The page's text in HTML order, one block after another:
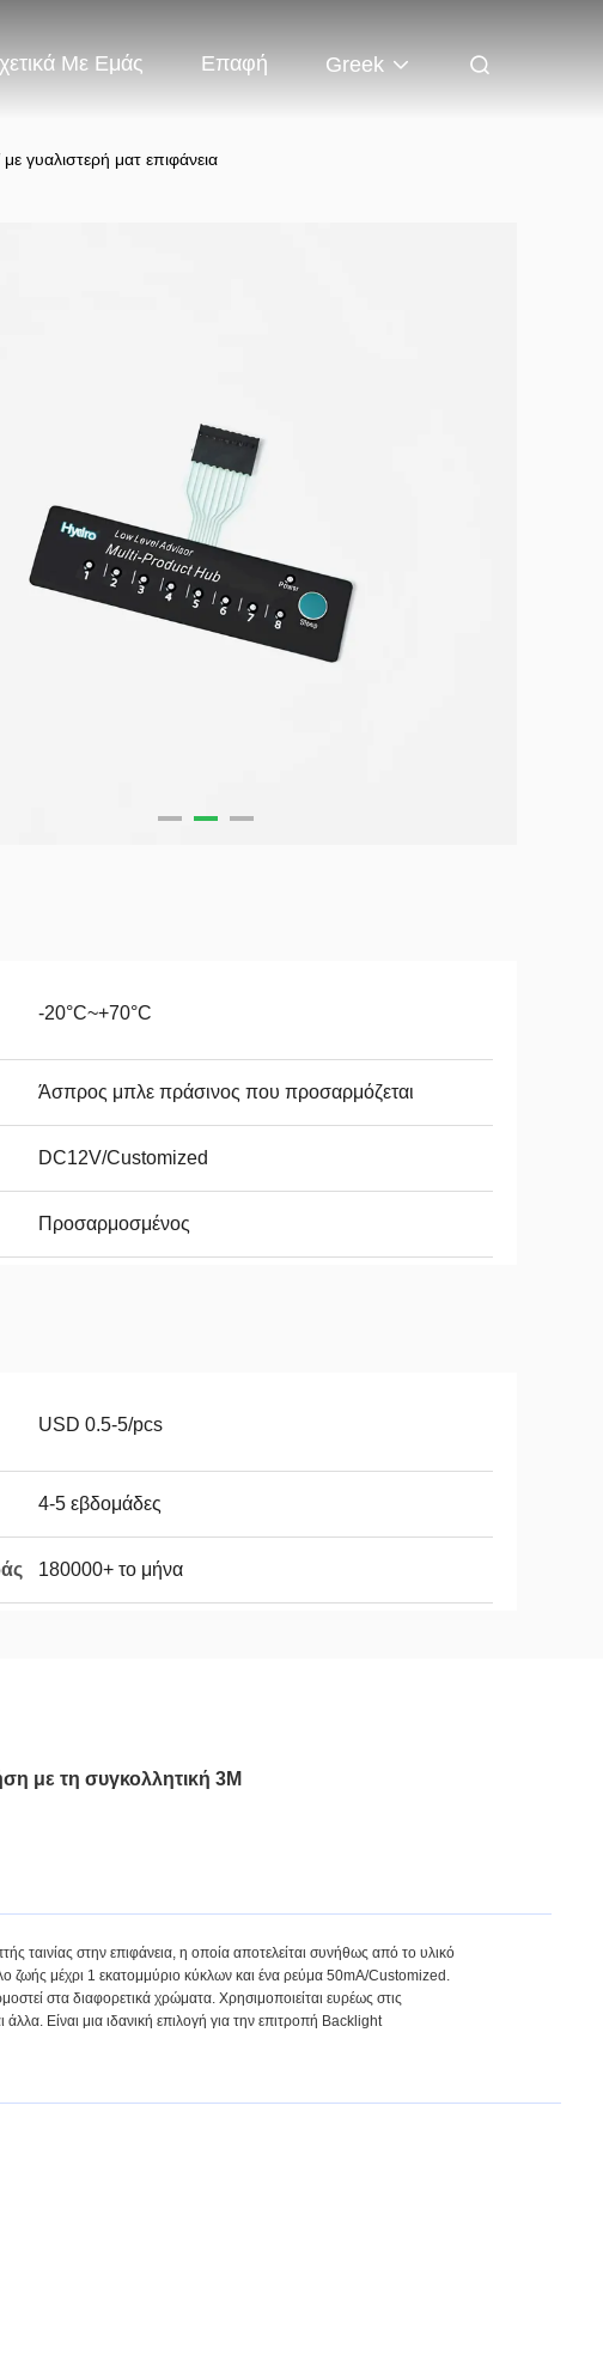
Με Εμάς Επαφή Greek
γυαλιστερή ματ επιφάνεια
-20°C~+70°C
Άσπρος μπλε πράσινος που προσαρμόζεται
DC12V/Customized
Προσαρμοσμένος
USD 0.5-5/pcs
4-5 εβδομάδες
180000+ το μήνα
με τη συγκολλητική 3M
ταινίας στην επιφάνεια, η οποία αποτελείται συνήθως από το υλικό
ζωής μέχρι 1 εκατομμύριο κύκλων και ένα ρεύμα 50mA/Customized.
στα διαφορετικά χρώματα. Χρησιμοποιείται ευρέως στις
Είναι μια ιδανική επιλογή για την επιτροπή Backlight